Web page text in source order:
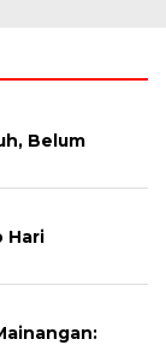
Belum
Hari